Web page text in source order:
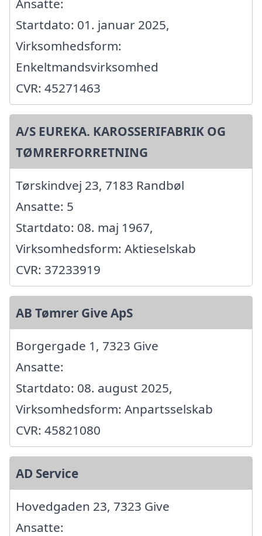
Ansatte:
Startdato: 01. januar 2025,
Virksomhedsform:
Enkeltmandsvirksomhed
CVR: 45271463
A/S EUREKA. KAROSSERIFABRIK OG
TØMRERFORRETNING
Tørskindvej 23, 7183 Randbøl
Ansatte: 5
Startdato: 08. maj 1967,
Virksomhedsform: Aktieselskab
CVR: 37233919
AB Tømrer Give ApS
Borgergade 1, 7323 Give
Ansatte:
Startdato: 08. august 2025,
Virksomhedsform: Anpartsselskab
CVR: 45821080
AD Service
Hovedgaden 23, 7323 Give
Ansatte: